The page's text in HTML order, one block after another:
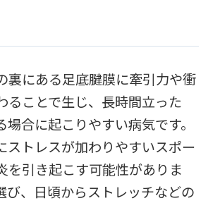
裏にある足底腱膜に牽引力や衝
ることで生じ、長時間立った
場合に起こりやすい病気です。
ストレスが加わりやすいスポー
を引き起こす可能性がありま
び、日頃からストレッチなどの